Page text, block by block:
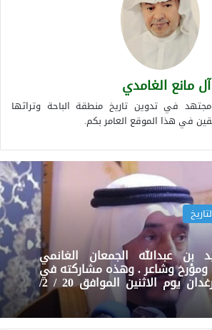
مانع الغامدي
في تدوين تاريخ منطقة الباحة وتراثها
في هذا الموقع العامر بكم.
بن عبدالله الجمعان الغانمي
ومؤرخ وشاعر . وهذه مشاركته في
افتتاح سوق رغدان يوم الاثنين الموافق 20 / 2/